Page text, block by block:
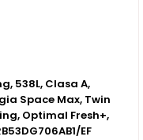
538L, Clasa A,
Space Max, Twin
Optimal Fresh+,
EF